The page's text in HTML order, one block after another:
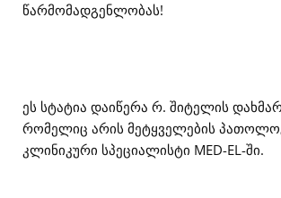
წარმომადგენლობას!
ეს სტატია დაიწერა რ. შიტელის
რომელიც არის მეტყველების
კლინიკური სპეციალისტი MED-EL-ში.